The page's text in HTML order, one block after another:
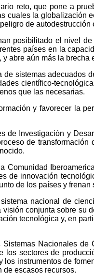
reto, que pone a
la globalización
de autodestrucción
posibilitado el nivel
países en la
abre aún más la brecha
sistemas adecuados
científico-
que las necesarias.
y favorecer la
Investigación y
de
de innovación
de los países y
nacional de
conjunta sobre su
tecnológica y, en
Nacionales
sectores de
instrumentos de
de escasos recursos.